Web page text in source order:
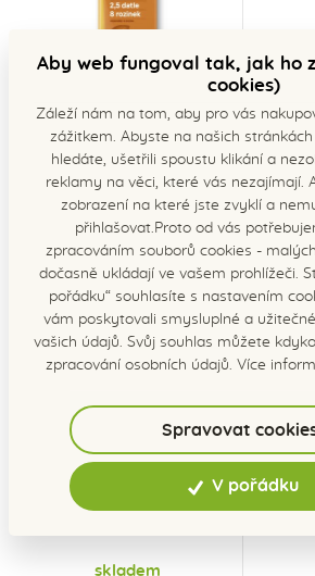
Tyčinka MA-Mandlová s
kešu 40g
skladem
35 Kč
31 Kč bez DPH
Do košíku
Mandle ve slaném
skladem
RAW
Aby web fungoval tak, jak ho
cookies)
Záleží nám na tom, aby pro vás
zážitkem. Abyste na našich
hledáte, ušetřili spoustu klikání a
reklamy na věci, které vás nezajímají.
zobrazení na které jste zvyklí a
přihlašovat.Proto od vás
zpracováním souborů cookies -
dočasně ukládají ve vašem prohlížeči.
pořádku“ souhlasíte s nastavením
vám poskytovali smysluplné a
vašich údajů. Svůj souhlas můžete
zpracování osobních údajů. Více
Spravovat
V pořádku